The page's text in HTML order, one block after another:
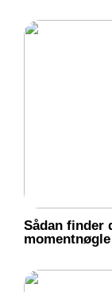
Sådan finder